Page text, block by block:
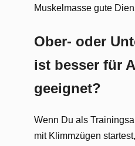
Muskelmasse gute
Ober- oder
ist besser für
geeignet?
Wenn Du als
mit Klimmzügen